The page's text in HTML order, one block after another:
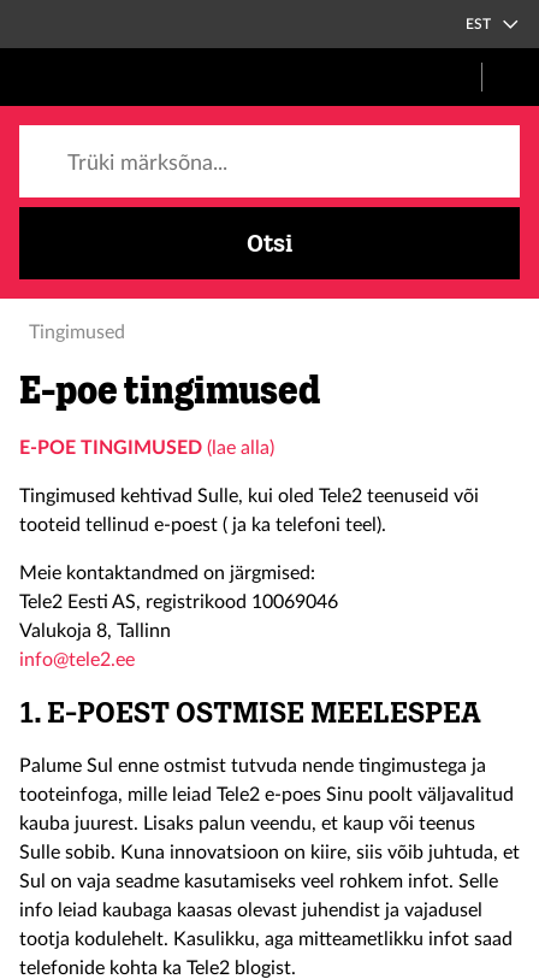
EST
Otsi
Tingimused
E-poe tingimused
E-POE TINGIMUSED (lae alla)
Tingimused kehtivad Sulle, kui oled Tele2 teenuseid või
tooteid tellinud e-poest ( ja ka telefoni teel).
Meie kontaktandmed on järgmised:
Tele2 Eesti AS, registrikood 10069046
Valukoja 8, Tallinn
info@tele2.ee
1. E-POEST OSTMISE MEELESPEA
Palume Sul enne ostmist tutvuda nende tingimustega ja
tooteinfoga, mille leiad Tele2 e-poes Sinu poolt väljavalitud
kauba juurest. Lisaks palun veendu, et kaup või teenus
Sulle sobib. Kuna innovatsioon on kiire, siis võib juhtuda, et
Sul on vaja seadme kasutamiseks veel rohkem infot. Selle
info leiad kaubaga kaasas olevast juhendist ja vajadusel
tootja kodulehelt. Kasulikku, aga mitteametlikku infot saad
telefonide kohta ka Tele2 blogist.